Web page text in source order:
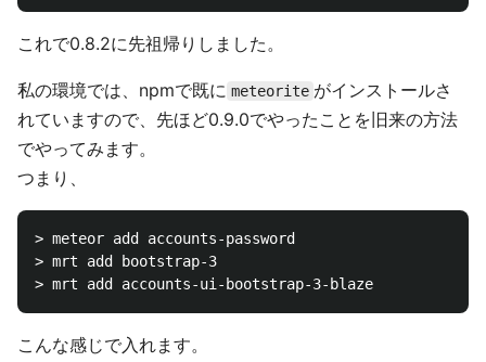
これで0.8.2に先祖帰りしました。
私の環境では、npmで既に meteorite がインストールさ
れていますので、先ほど0.9.0でやったことを旧来の方法
でやってみます。
つまり、
> meteor add accounts-password
> mrt add bootstrap-3
こんな感じで入れます。